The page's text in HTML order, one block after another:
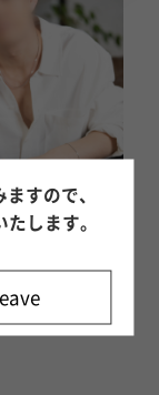
約満了
すので、
します。